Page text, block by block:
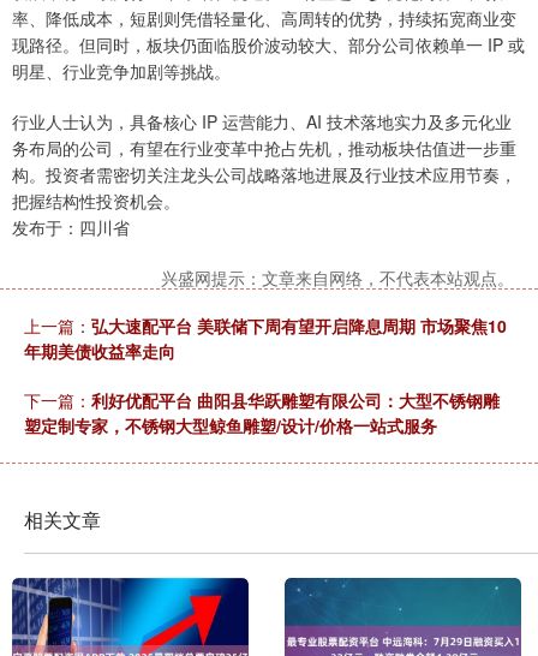
率、降低成本，短剧则凭借轻量化、高周转的优势，持续拓宽商业变
现路径。但同时，板块仍面临股价波动较大、部分公司依赖单一 IP 或
明星、行业竞争加剧等挑战。
行业人士认为，具备核心 IP 运营能力、AI 技术落地实力及多元化业
务布局的公司，有望在行业变革中抢占先机，推动板块估值进一步重
构。投资者需密切关注龙头公司战略落地进展及行业技术应用节奏，
把握结构性投资机会。
发布于：四川省
兴盛网提示：文章来自网络，不代表本站观点。
上一篇： 弘大速配平台 美联储下周有望开启降息周期 市场聚焦10
年期美债收益率走向
下一篇： 利好优配平台 曲阳县华跃雕塑有限公司：大型不锈钢雕
塑定制专家，不锈钢大型鲸鱼雕塑/设计/价格一站式服务
相关文章